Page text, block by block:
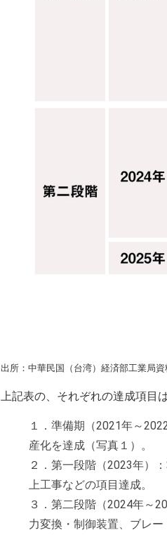
出所：中華民国（台湾）経済部工業局資
上記表の、それぞれの達成項目
１．準備期（2021年～
産化を達成（写真１）。
２．第一段階（2023年）
上工事などの項目達成。
３．第二段階（2024年～
力変換・制御装置、ブレー